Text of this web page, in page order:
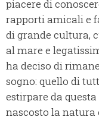
piacere di
rapporti amicali e
di grande cultura,
al mare e
ha deciso di
sogno: quello di
estirpare da
nascosto la natura